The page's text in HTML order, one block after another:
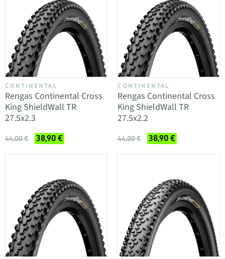
CONTINENTAL
Rengas Continental Cross
King ShieldWall TR
27.5x2.3
44,00 € 38,90 €
CONTINENTAL
Rengas Continental Cross
King ShieldWall TR
27.5x2.2
44,00 € 38,90 €